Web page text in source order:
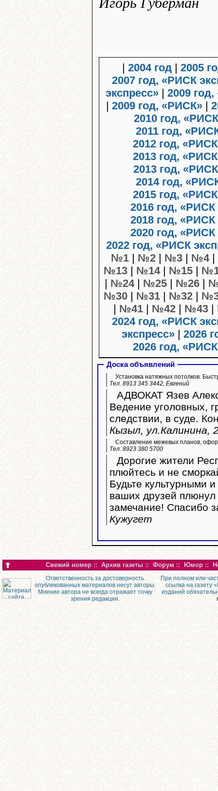
|2004 год |2005
2007 год, «РИСК
экспресс»
2009
2009 год, «РИСК»
2010 год,
2011 год,
2012 год,
2013 год,
2013 год,
2014 год,
2015 год,
2016 год, «РИСК
2018 год, «РИСК
2020 год, «РИСК
2022 год, «РИСК
№1
№2 №3 №4
№13
№14 №15
№24 №25 №26
№30
№31 №32
№41 №42 №43
2024 год, «РИСК
экспресс» |2026
2026 год,
Доска объявлений
Установка натяжных потолков.
Тел. 8913 345 3442, Евгений
АДВОКАТ Язев
Ведение уголовных,
следствии, в суде.
Кызыл, ул.Калинина,
Составление межевых планов,
Тел. 8923 380 5700
Дорогие жители
плюйтесь и не
Будьте культурными
ваших друзей
замечание! Спасибо
Кужугет
Свежий номер :: Архив газеты :: Форум :: Юмор ::
Ответственность за достоверность
опубликованных материалов несут авторы.
Мнение автора не всегда отражает точку
зрения редакции.
При полном или
ссылка на газету
изданий